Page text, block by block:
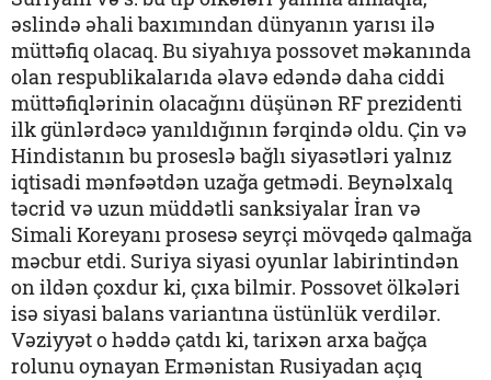
əslində əhali baxımından dünyanın yarısı ilə
müttəfiq olacaq. Bu siyahıya possovet məkanında
olan respublikalarıda əlavə edəndə daha ciddi
müttəfiqlərinin olacağını düşünən RF prezidenti
ilk günlərdəcə yanıldığının fərqində oldu. Çin və
Hindistanın bu proseslə bağlı siyasətləri yalnız
iqtisadi mənfəətdən uzağa getmədi. Beynəlxalq
təcrid və uzun müddətli sanksiyalar İran və
Simali Koreyanı prosesə seyrçi mövqedə qalmağa
məcbur etdi. Suriya siyasi oyunlar labirintindən
on ildən çoxdur ki, çıxa bilmir. Possovet ölkələri
isə siyasi balans variantına üstünlük verdilər.
Vəziyyət o həddə çatdı ki, tarixən arxa bağça
rolunu oynayan Ermənistan Rusiyadan açıq